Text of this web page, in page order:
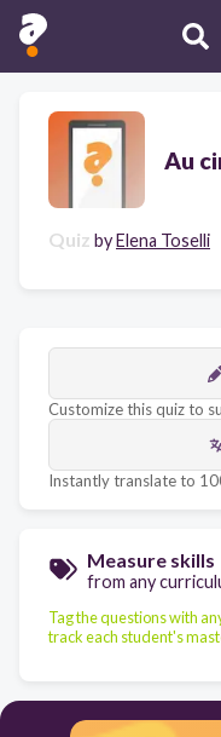
Au
Quiz byElena Toselli
Customize this quiz to
Instantly translate to
Measure skills
from any
Tag the questions with
track each student's